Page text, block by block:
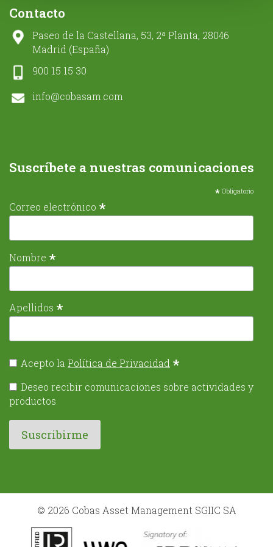
Contacto
Paseo de la Castellana, 53, 2ª Planta, 28046
Madrid (España)
900 15 15 30
info@cobasam.com
Suscríbete a nuestras comunicaciones
* Obligatorio
Correo electrónico *
Nombre *
Apellidos *
Acepto la Política de Privacidad *
Deseo recibir comunicaciones sobre actividades y
productos
© 2026 Cobas Asset Management SGIIC SA